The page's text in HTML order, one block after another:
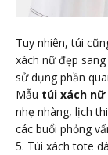
Tuy nhiên, túi
xách nữ đẹp
sử dụng phần
Mẫu túi xách nữ
nhẹ nhàng, lịch
các buổi phỏng
5. Túi xách tote